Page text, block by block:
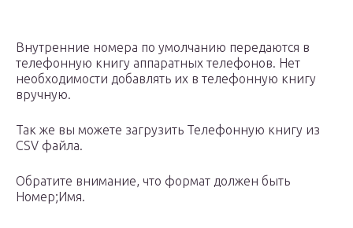
Внутренние номера по умолчанию передаются в
телефонную книгу аппаратных телефонов. Нет
необходимости добавлять их в телефонную книгу
вручную.
Так же вы можете загрузить Телефонную книгу из
CSV файла.
Обратите внимание, что формат должен быть
Номер;Имя.